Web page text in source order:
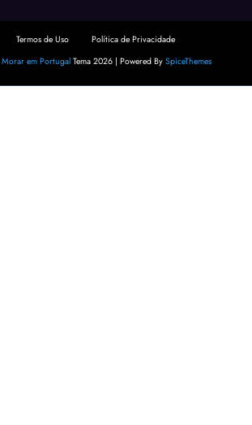
Termos de Uso
Política de Privacidade
Morar em PortugalTema 2026 | Powered By SpiceThemes